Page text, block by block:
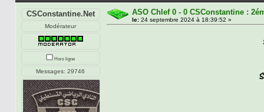
CSConstantine.Net
Modérateur
Hors ligne
Messages: 29746
ASO Chlef 0 - 0 CSConstantine :
le: 24 septembre 2024 à 18:39:52 »